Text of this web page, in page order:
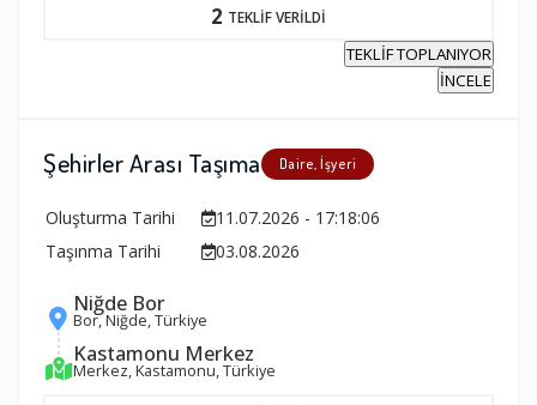
2 TEKLİF VERİLDİ
TEKLİF TOPLANIYOR
İNCELE
Şehirler Arası Taşıma Daire, İşyeri
Oluşturma Tarihi
11.07.2026 - 17:18:06
Taşınma Tarihi
03.08.2026
Niğde Bor
Bor, Niğde, Türkiye
Kastamonu Merkez
Merkez, Kastamonu, Türkiye